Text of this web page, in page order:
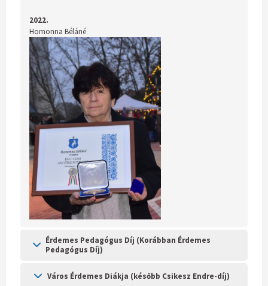
2022.
Homonna Béláné
Érdemes Pedagógus Díj (Korábban Érdemes
Pedagógus Díj)
Város Érdemes Diákja (később Csikesz Endre-díj)